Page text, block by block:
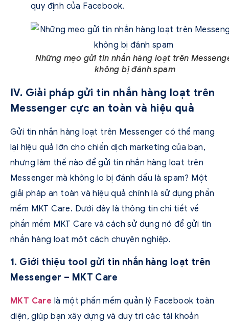
quy định của Facebook.
Những mẹo gửi tin nhắn hàng loạt trên
không bị đánh spam
IV. Giải pháp gửi tin nhắn hàng loạt trên
Messenger cực an toàn và hiệu quả
Gửi tin nhắn hàng loạt trên Messenger có thể mang
lại hiệu quả lớn cho chiến dịch marketing của bạn,
nhưng làm thế nào để gửi tin nhắn hàng loạt trên
Messenger mà không lo bị đánh dấu là spam? Một
giải pháp an toàn và hiệu quả chính là sử dụng phần
mềm MKT Care. Dưới đây là thông tin chi tiết về
phần mềm MKT Care và cách sử dụng nó để gửi tin
nhắn hàng loạt một cách chuyên nghiệp.
1. Giới thiệu tool gửi tin nhắn hàng loạt trên
Messenger – MKT Care
MKT Care là một phần mềm quản lý Facebook toàn
diện, giúp bạn xây dựng và duy trì các tài khoản